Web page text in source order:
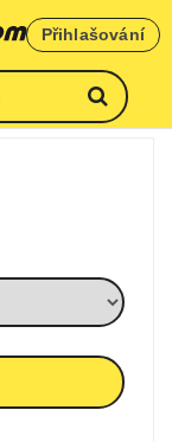
Přihlašování